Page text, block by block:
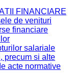
FINANCIARE
de venituri
financiare
salariale
precum si alte
acte normative